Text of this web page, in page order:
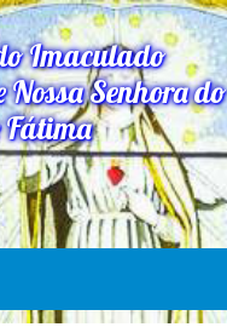
Imaculado
Nossa Senhora do
Fátima